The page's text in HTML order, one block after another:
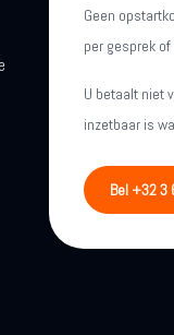
Geen
per gesprek
U betaalt niet
inzetbaar is
Bel +32 3